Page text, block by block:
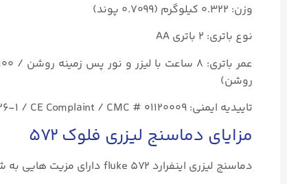
وزن: ۰.۳۲۲ کیلوگرم (۰.۷۰۹۹ پوند)
نوع باتری: ۲ باتری AA
روشن)
تاییدیه ایمنی: IEC ۶۰۸۲۵-۱ / FDA Laser Class II / IEC ۶۱۳۲۶-۱ / CE Complaint / CMC # ۰۱۱۲۰۰۰۹
مزایای دماسنج لیزری فلوک ۵۷۲
دماسنج لیزری اینفرارد fluke ۵۷۲ دارای مزیت هایی به شرح زیر می باشد: